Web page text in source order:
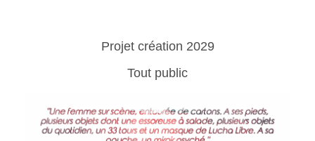
Projet création 2029
Tout public